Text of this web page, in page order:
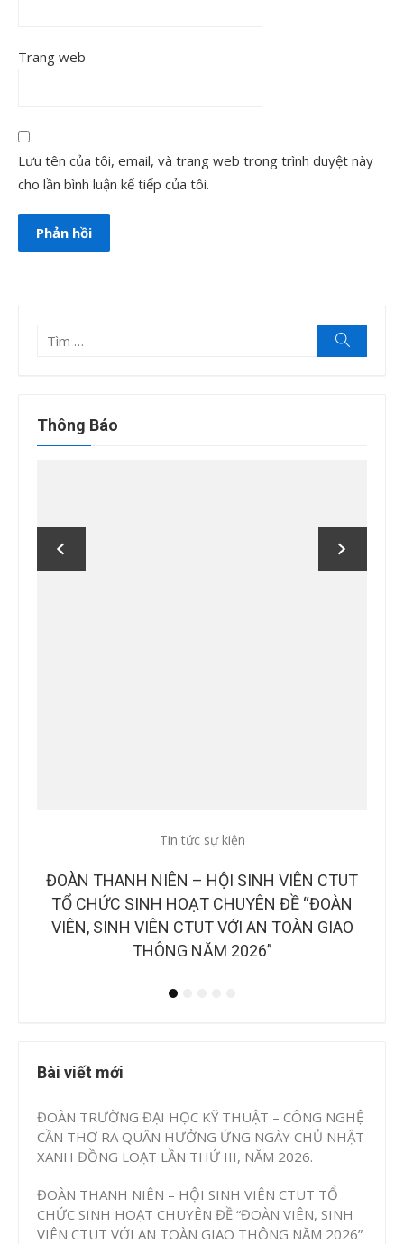
Trang web
Lưu tên của tôi, email, và trang web trong trình duyệt này
cho lần bình luận kế tiếp của tôi.
Tìm
kiếm
Thông Báo
Tin tức sự kiện
CÔNG BỐ BAN GIÁM KHẢO TẠI CHUNG KẾT
CUỘC THI “Ý TƯỞNG KHỞI NGHIỆP, ĐỔI MỚI
SÁNG TẠO CTUT STARTUP LẦN IV, NĂM
2026”
Bài viết mới
ĐOÀN TRƯỜNG ĐẠI HỌC KỸ THUẬT – CÔNG NGHỆ
CẦN THƠ RA QUÂN HƯỞNG ỨNG NGÀY CHỦ NHẬT
XANH ĐỒNG LOẠT LẦN THỨ III, NĂM 2026.
ĐOÀN THANH NIÊN – HỘI SINH VIÊN CTUT TỔ
CHỨC SINH HOẠT CHUYÊN ĐỀ “ĐOÀN VIÊN, SINH
VIÊN CTUT VỚI AN TOÀN GIAO THÔNG NĂM 2026”